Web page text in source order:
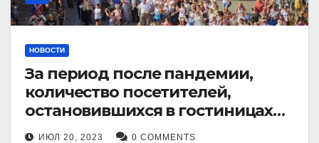
НОВОСТИ
За период после пандемии,
количество посетителей,
остановившихся в гостиницах
Кисловодска, выросло в 2,5 раза.
ИЮЛ 20, 2023 0 COMMENTS